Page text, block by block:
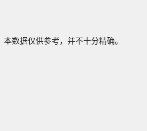
本数据仅供参考，并不十分精确。